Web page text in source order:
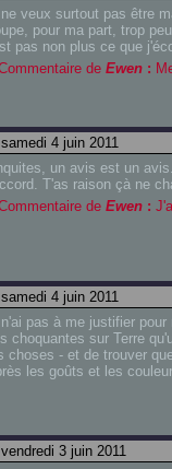
veux surtout pas être
pour ma part, trop
pas non plus ce que
de Ewen :
samedi 4 juin 2011
un avis est un
T'as raison çà ne
de Ewen :
samedi 4 juin 2011
pas à me justifier
choquantes sur Terre
choses - et de trouver
les goûts et les
vendredi 3 juin 2011